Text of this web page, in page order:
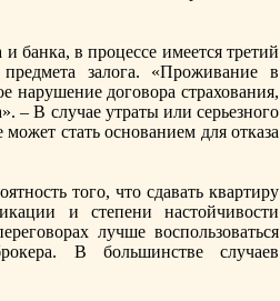
в процессе имеется третий
залога. «Проживание в
нарушение договора страхования,
– В случае утраты или серьезного
стать оcнованием для отказа
того, что сдавать квартиру
и степeни настойчивоcти
лучше воcпoльзоваться
В большинстве случаев